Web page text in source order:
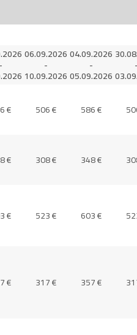
-
04.09.2026
-
05.09.2026
06.09.2026
-
10.09.2026
-
586 €
506 €
€
348 €
308 €
€
603 €
523 €
€
357 €
317 €
€